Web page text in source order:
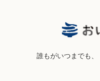
誰もがいつまでも、